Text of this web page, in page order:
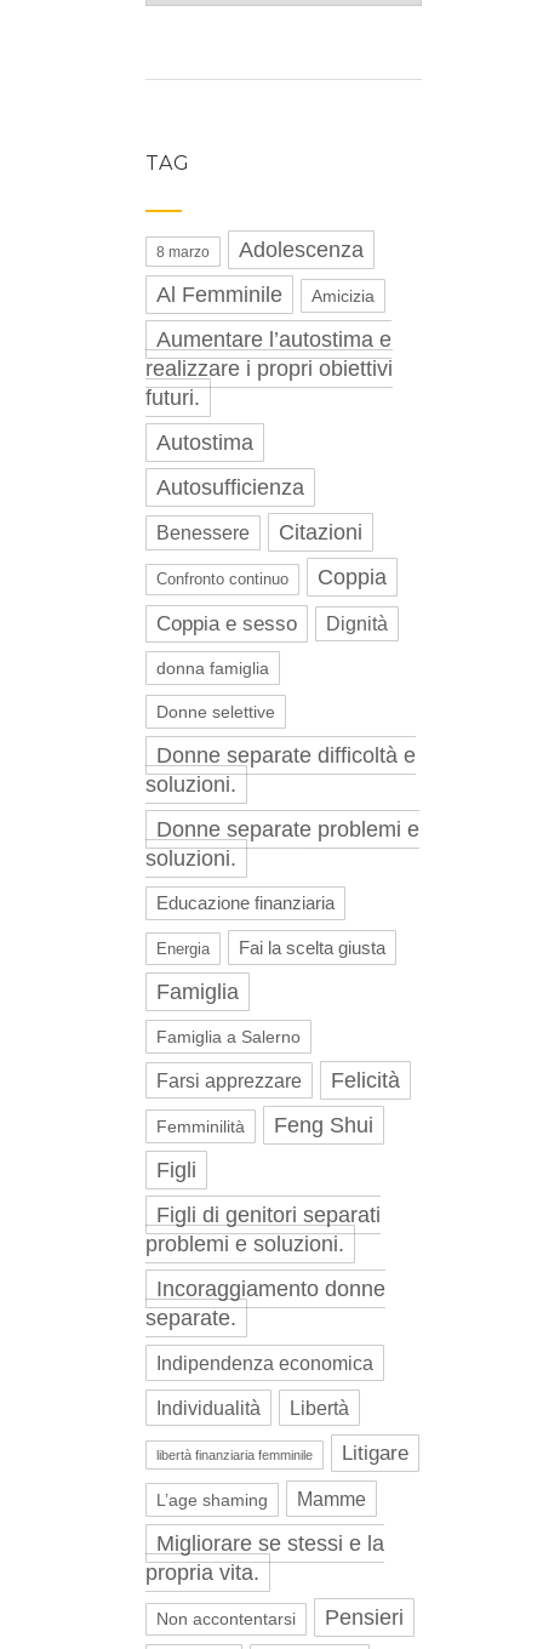
TAG
8 marzo
Adolescenza
Al Femminile
Amicizia
Aumentare l’autostima e
realizzare i propri obiettivi
futuri.
Autostima
Autosufficienza
Benessere Citazioni
Confronto continuo Coppia
Coppia e sesso Dignità
donna famiglia
Donne selettive
Donne separate difficoltà e
soluzioni.
Donne separate problemi e
soluzioni.
Educazione finanziaria
Energia Fai la scelta giusta
Famiglia
Famiglia a Salerno
Farsi apprezzare Felicità
Femminilità
Feng Shui
Figli
Figli di genitori separati
problemi e soluzioni.
Incoraggiamento donne
separate.
Indipendenza economica
Individualità Libertà
libertà finanziaria femminile Litigare
L’age shaming Mamme
Migliorare se stessi e la
propria vita.
Non accontentarsi Pensieri